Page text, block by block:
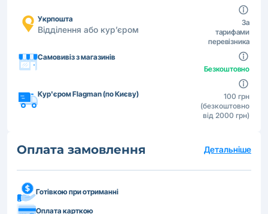
Укрпошта
Відділення або кур’єром
За
тарифами
перевізника
Самовивіз з магазинів
Безкоштовно
Кур'єром Flagman (по Києву)
100 грн
(безкоштовно
від 2000 грн)
Оплата замовлення Детальніше
Готівкою при отриманні
Оплата карткою